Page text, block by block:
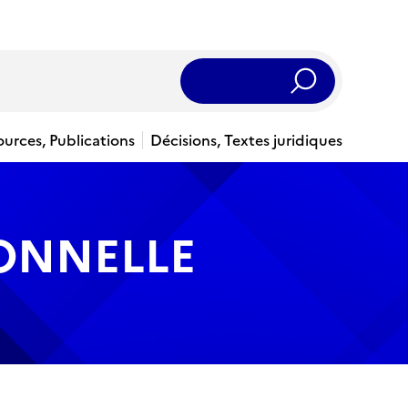
Rechercher
Publications
Décisions, Textes juridiques